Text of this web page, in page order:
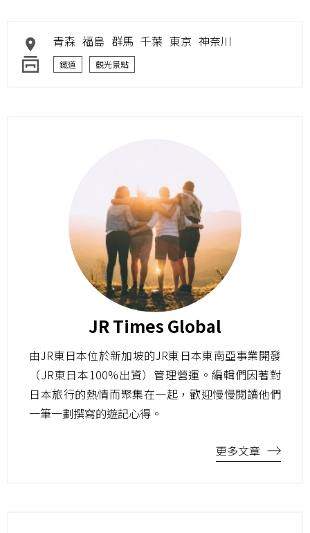
青森 福島 群馬 千葉 東京 神奈川
鐵道 觀光景點
JR Times Global
由JR東日本位於新加坡的JR東日本東南亞事業開發
（JR東日本100%出資）管理營運。編輯們因著對
日本旅行的熱情而聚集在一起，歡迎慢慢閱讀他們
一筆一劃撰寫的遊記心得。
更多文章